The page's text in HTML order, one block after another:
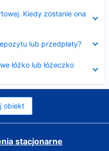
Kiedy zostanie ona
lub przedpłaty?
łóżko lub łóżeczko
obiekt
stacjonarne